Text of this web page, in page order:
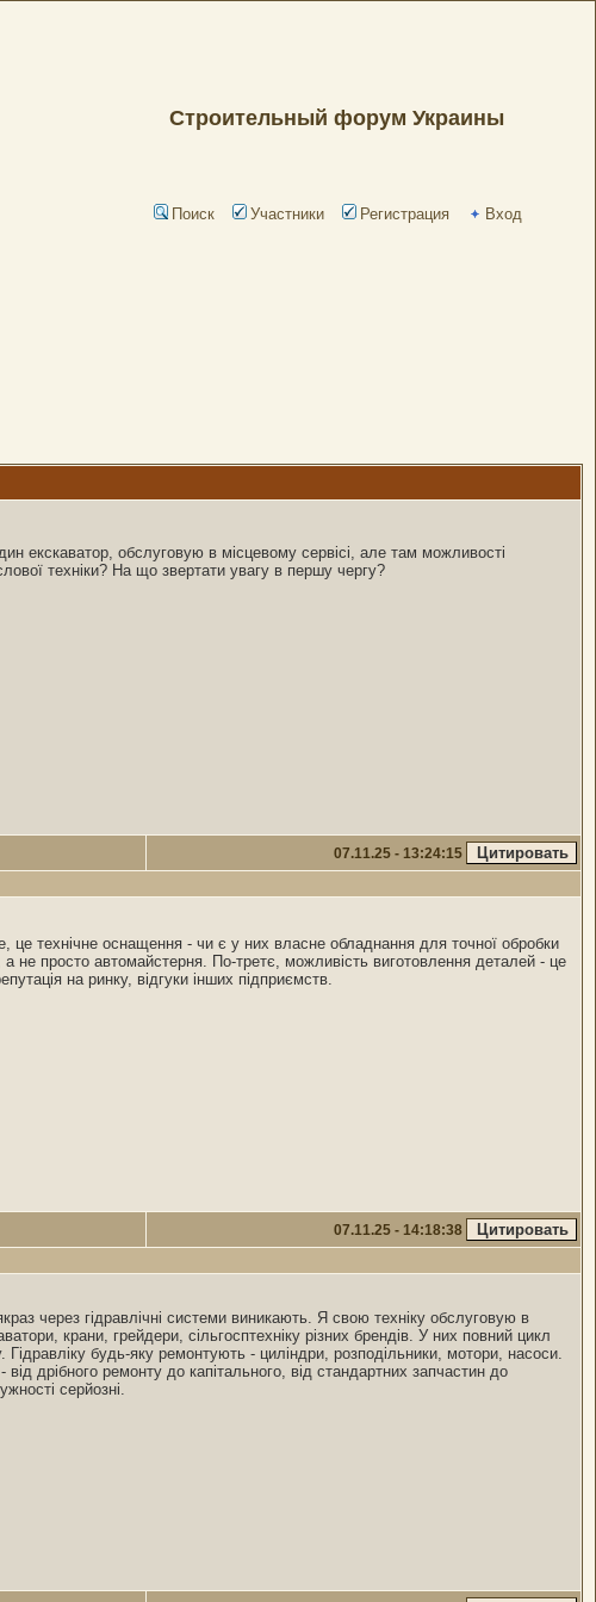
Строительный форум Украины
Поиск Участники Регистрация Вход
екскаватор, обслуговую в місцевому сервісі, але там можливості
техніки? На що звертати увагу в першу чергу?
07.11.25 - 13:24:15
це технічне оснащення - чи є у них власне обладнання для точної обробки
не просто автомайстерня. По-третє, можливість виготовлення деталей - це
на ринку, відгуки інших підприємств.
07.11.25 - 14:18:38
через гідравлічні системи виникають. Я свою техніку обслуговую в
крани, грейдери, сільгосптехніку різних брендів. У них повний цикл
будь-яку ремонтують - циліндри, розподільники, мотори, насоси.
дрібного ремонту до капітального, від стандартних запчастин до
серйозні.